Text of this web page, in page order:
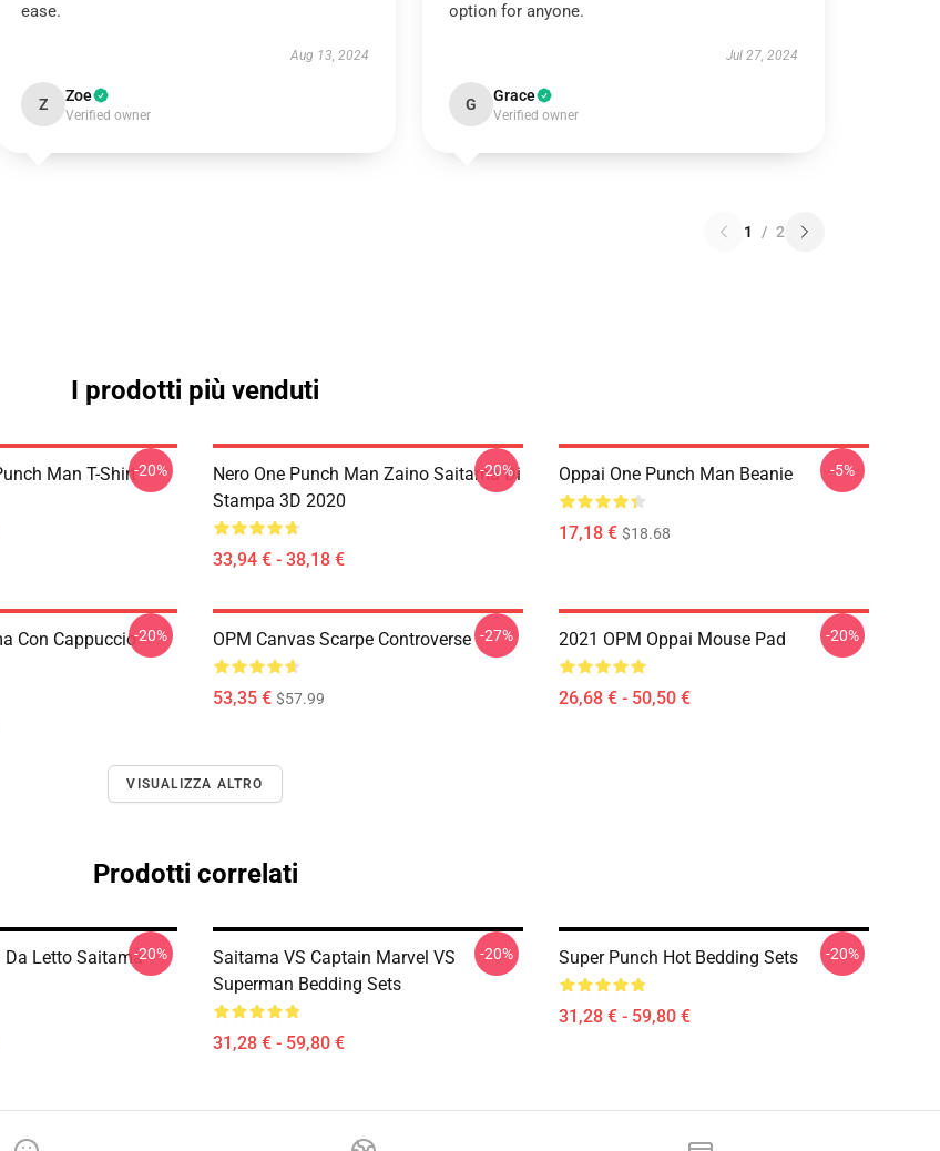
ease.
Aug 13, 2024
Z Zoe
Verified owner
option for anyone.
Jul 27, 2024
G Grace
Verified owner
1 / 2
I prodotti più venduti
Man T-Shirt-20%
Nero One Punch Man Zaino Saitama Di
Stampa 3D 2020
33,94 € - 38,18 €
-20% Oppai One Punch Man Beanie
17,18 € $18.68
-5%
Con Cappuccio-20% OPM Canvas Scarpe Controverse
53,35 € $57.99
-27% 2021 OPM Oppai Mouse Pad
26,68 € - 50,50 €
-20%
VISUALIZZA ALTRO
Prodotti correlati
Da Letto Saitama-20%
Saitama VS Captain Marvel VS
Superman Bedding Sets
31,28 € - 59,80 €
-20% Super Punch Hot Bedding Sets
31,28 € - 59,80 €
-20%